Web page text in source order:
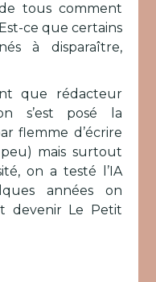
tous comment
ce que certains
à disparaître,
que rédacteur
s’est posé la
flemme d’écrire
mais surtout
on a testé l’IA
années on
devenir Le Petit